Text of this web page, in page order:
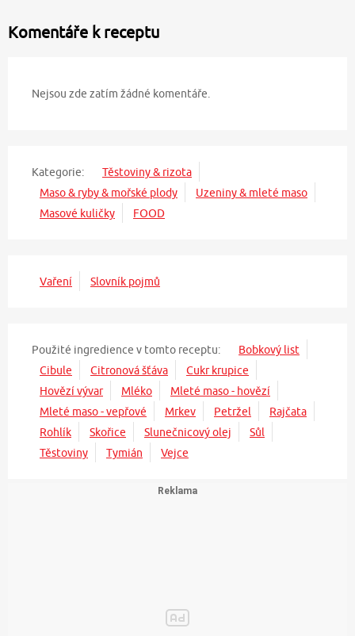
Komentáře k receptu
Nejsou zde zatím žádné komentáře.
Kategorie:
Těstoviny & rizota
Maso & ryby & mořské plody
Uzeniny & mleté maso
Masové kuličky
FOOD
Vaření Slovník pojmů
Použité ingredience v tomto receptu:
Bobkový list
Cibule
Citronová šťáva
Cukr krupice
Hovězí vývar
Mléko
Mleté maso - hovězí
Mleté maso - vepřové
Mrkev Petržel
Rajčata
Rohlík
Skořice Slunečnicový olej
Sůl
Těstoviny
Tymián Vejce